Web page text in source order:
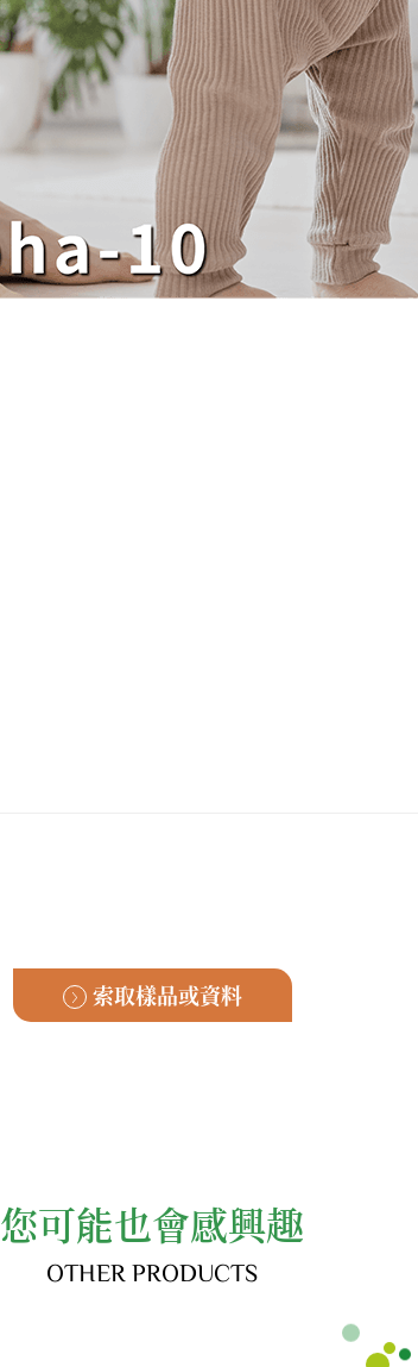
索取樣品或資料
您可能也會感興趣
OTHER PRODUCTS